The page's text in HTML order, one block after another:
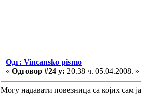
Одг: Vincansko pismo
« Одговор #24 у: 20.38 ч. 05.04.2008. »
Могу надавати повезница са којих сам